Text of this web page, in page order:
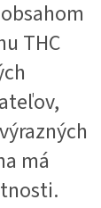
THC
má